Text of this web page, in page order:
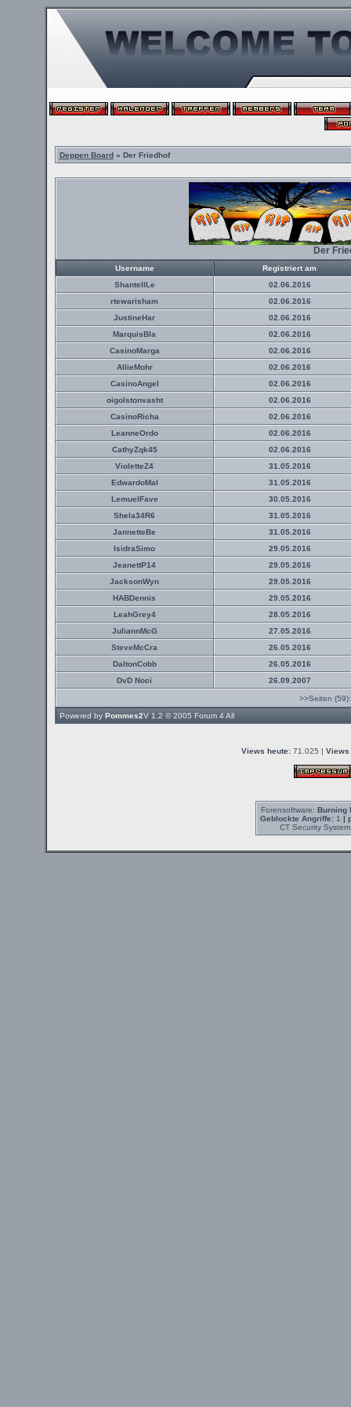
Deppen Board» Der Friedhof
Der
Username
Registriert am
ShantellLe
02.06.2016
rtewarisham
02.06.2016
JustineHar
02.06.2016
MarquisBla
02.06.2016
CasinoMarga
02.06.2016
AllieMohr
02.06.2016
CasinoAngel
02.06.2016
oigolstonvasht
02.06.2016
CasinoRicha
02.06.2016
LeanneOrdo
02.06.2016
CathyZqk45
02.06.2016
VioletteZ4
31.05.2016
EdwardoMal
31.05.2016
LemuelFave
30.05.2016
Shela34R6
31.05.2016
JannetteBe
31.05.2016
IsidraSimo
29.05.2016
JeanettP14
29.05.2016
JacksonWyn
29.05.2016
HABDennis
29.05.2016
LeahGrey4
28.05.2016
JuliannMcG
27.05.2016
SteveMcCra
26.05.2016
DaltonCobb
26.05.2016
DvD Noci
26.09.2007
>>Seiten
Powered by Pommes2V 1.2 © 2005 Forum 4 All
Views heute:71.025 | Views
Forensoftware: Burning
Geblockte Angriffe:1 |
CT Security